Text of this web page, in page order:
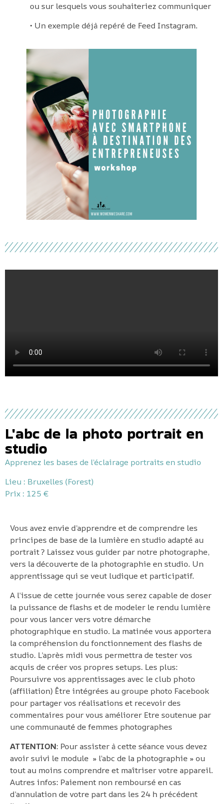
ou sur lesquels vous souhaiteriez communiquer
• Un exemple déjà repéré de Feed Instagram.
L'abc de la photo portrait en
studio
Apprenez les bases de l’éclairage portraits en studio
Lieu : Bruxelles (Forest)
Prix : 125 €
Vous avez envie d’apprendre et de comprendre les
principes de base de la lumière en studio adapté au
portrait ? Laissez vous guider par notre photographe,
vers la découverte de la photographie en studio. Un
apprentissage qui se veut ludique et participatif.
A l’issue de cette journée vous serez capable de doser
la puissance de flashs et de modeler le rendu lumière
pour vous lancer vers votre démarche
photographique en studio. La matinée vous apportera
la compréhension du fonctionnement des flashs de
studio. L’après midi vous permettra de tester vos
acquis de créer vos propres setups. Les plus:
Poursuivre vos apprentissages avec le club photo
(affiliation) Être intégrées au groupe photo Facebook
pour partager vos réalisations et recevoir des
commentaires pour vous améliorer Etre soutenue par
une communauté de femmes photographes
ATTENTION: Pour assister à cette séance vous devez
avoir suivi le module » l’abc de la photographie » ou
tout au moins comprendre et maîtriser votre appareil.
Autres infos: Paiement non remboursé en cas
d’annulation de votre part dans les 24 h précédent